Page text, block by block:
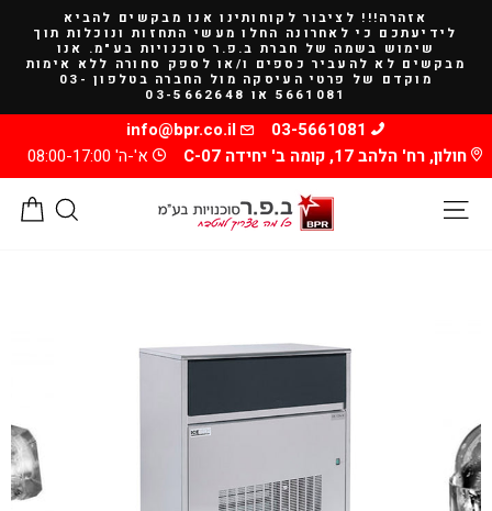
קריאה
אזהרה!!! לציבור לקוחותינו אנו מבקשים להביא
לידיעתכם כי לאחרונה החלו מעשי התחזות ונוכלות תוך
שימוש בשמה של חברת ב.פ.ר סוכנויות בע"מ. אנו
מבקשים לא להעביר כספים ו/או לספק סחורה ללא אימות
מוקדם של פרטי העיסקה מול החברה בטלפון 03-
5661081 או 03-5662648
03-5661081
info@bpr.co.il
חולון, רח' הלהב 17, קומה ב' יחידה C-07
א'-ה' 08:00-17:00